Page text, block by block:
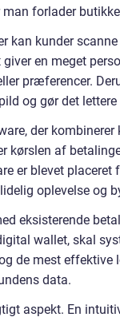
forlader
kan kunder
en meget
præferencer.
og gør det
der
kørslen af
er blevet
oplevelse og
eksisterende
wallet, skal
de mest effektive
data.
aspekt. En